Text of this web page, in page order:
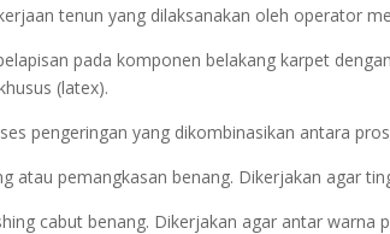
tenun yang dilaksanakan oleh operator
pada komponen belakang karpet
(latex).
pengeringan yang dikombinasikan antara
atau pemangkasan benang. Dikerjakan agar
cabut benang. Dikerjakan agar antar warna